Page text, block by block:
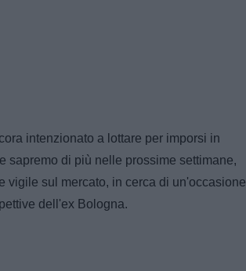
intenzionato a lottare per imporsi in
sapremo di più nelle prossime settimane,
vigile sul mercato, in cerca di un'occasione
dell'ex Bologna.